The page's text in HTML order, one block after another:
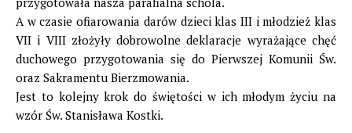
A w czasie ofiarowania darów dzieci klas III i młodzież klas
VII i VIII złożyły dobrowolne deklaracje wyrażające chęć
duchowego przygotowania się do Pierwszej Komunii Św.
oraz Sakramentu Bierzmowania.
Jest to kolejny krok do świętości w ich młodym życiu na
wzór Św. Stanisława Kostki.